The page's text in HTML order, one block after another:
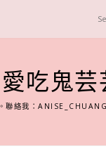
愛吃鬼芸
聯絡我：